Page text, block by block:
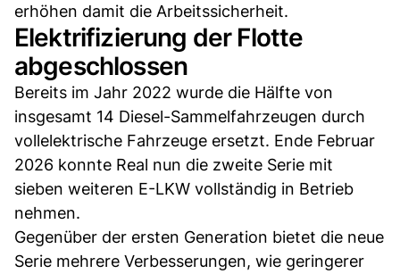
erhöhen damit die Arbeitssicherheit.
Elektrifizierung der Flotte
abgeschlossen
Bereits im Jahr 2022 wurde die Hälfte von
insgesamt 14 Diesel-Sammelfahrzeugen durch
vollelektrische Fahrzeuge ersetzt. Ende Februar
2026 konnte Real nun die zweite Serie mit
sieben weiteren E-LKW vollständig in Betrieb
nehmen.
Gegenüber der ersten Generation bietet die neue
Serie mehrere Verbesserungen, wie geringerer